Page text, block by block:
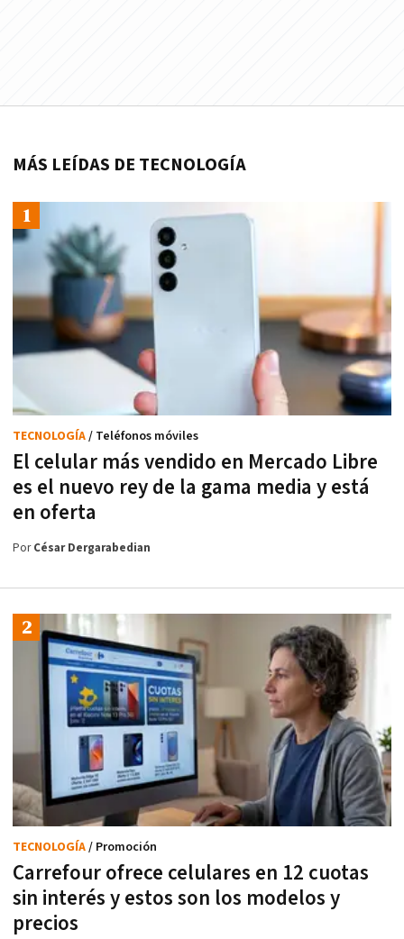
MÁS LEÍDAS DE TECNOLOGÍA
El celular más vendido en Mercado Libre
es el nuevo rey de la gama media y está
en oferta
TECNOLOGÍA/ Teléfonos móviles
PorCésar Dergarabedian
Carrefour ofrece celulares en 12 cuotas
sin interés y estos son los modelos y
precios
TECNOLOGÍA/ Promoción